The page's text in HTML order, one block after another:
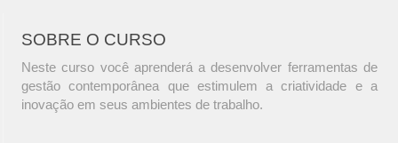
SOBRE O CURSO
Neste curso você aprenderá a desenvolver ferramentas de
gestão contemporânea que estimulem a criatividade e a
inovação em seus ambientes de trabalho.